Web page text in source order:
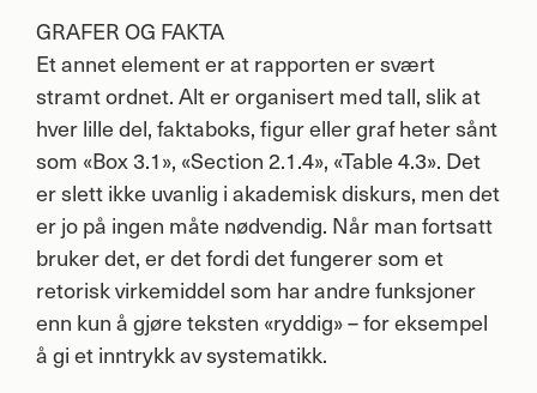
GRAFEROG FAKTA
Et annet element er at rapporten er svært
stramt ordnet. Alt er organisert med tall, slik at
hver lille del, faktaboks, figur eller graf heter sånt
som «Box 3.1», «Section 2.1.4», «Table 4.3». Det
er slett ikke uvanlig i akademisk diskurs, men det
er jo på ingen måte nødvendig. Når man fortsatt
bruker det, er det fordi det fungerer som et
retorisk virkemiddel som har andre funksjoner
enn kun å gjøre teksten «ryddig» – for eksempel
å gi et inntrykk av systematikk.